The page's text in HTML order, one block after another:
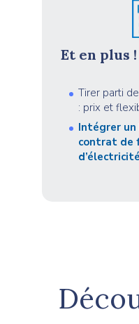
Et en plus !
Tirer parti
: prix et
Intégrer un
contrat de
d’électricité